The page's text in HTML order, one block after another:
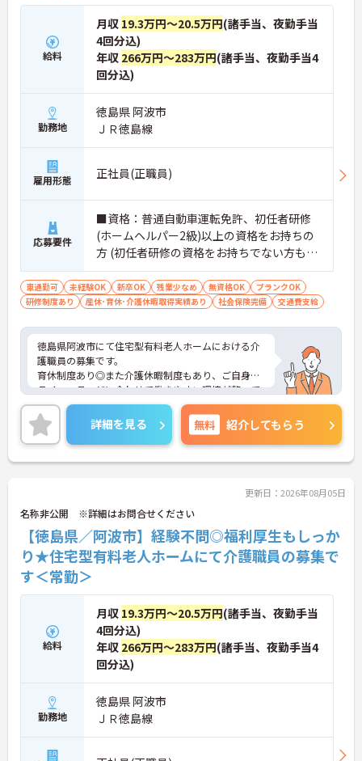
給料
月収 19.3万円～20.5万円(諸手当、夜勤手当
4回分込)
年収 266万円～283万円(諸手当、夜勤手当4
回分込)
勤務地
徳島県 阿波市
ＪＲ徳島線
雇用形態 正社員(正職員)
応募要件
■資格：普通自動車運転免許、初任者研修
(ホームヘルパー2級)以上の資格をお持ちの
方 (初任者研修の資格をお持ちでない方もご
応募可能です) ■経験：不問
車通勤可 未経験OK 新卒OK 残業少なめ 無資格OK
ブランクOK
研修制度あり
産休･育休･介護休暇取得実績あり 社会保険完備 交通費支給
徳島県阿波市にて住宅型有料老人ホームにおける介
護職員の募集です。
育休制度あり◎また介護休暇制度もあり、ご自身の
ライフステージに合わせて働きやすい環境が整って
います。
また残業少なめなので出勤日でもプライベートの時
間を確保して頂けます★
ご興味ある方には、面接対策ポイントなど、詳細を
お話しいたしますのでお気軽にご相談ください。
詳細を見る 無料 紹介してもらう
更新日：2026年08月05日
名称非公開 ※詳細はお問合せください
【徳島県／阿波市】経験不問◎福利厚生もしっか
り★住宅型有料老人ホームにて介護職員の募集で
す＜常勤＞
給料
月収 19.3万円～20.5万円(諸手当、夜勤手当
4回分込)
年収 266万円～283万円(諸手当、夜勤手当4
回分込)
勤務地
徳島県 阿波市
ＪＲ徳島線